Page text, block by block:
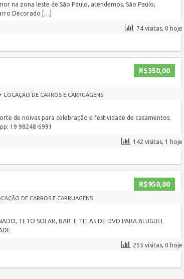
na zona leste de São Paulo, atendemos, São Paulo,
Decorado […]
74 visitas, 0 hoje
R$350,00
LOCAÇÃO DE CARROS E CARRUAGENS
de noivas para celebração e festividade de casamentos.
19 98248-6991
142 visitas, 1 hoje
R$950,00
DE CARROS E CARRUAGENS
TETO SOLAR, BAR E TELAS DE DVD PARA ALUGUEL
255 visitas, 0 hoje